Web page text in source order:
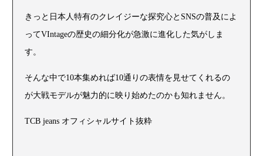
きっと日本人特有のクレイジーな探究心とSNSの普及によ
ってVIntageの歴史の細分化が急激に進化した気がしま
す。
そんな中で10本集めれば10通りの表情を見せてくれるの
が大戦モデルが魅力的に映り始めたのかも知れません。
TCB jeans オフィシャルサイト抜粋